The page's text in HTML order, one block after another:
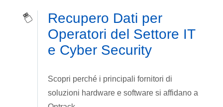
Recupero Dati per
Operatori del Settore IT
e Cyber Security
Scopri perché i principali fornitori di
soluzioni hardware e software si affidano a